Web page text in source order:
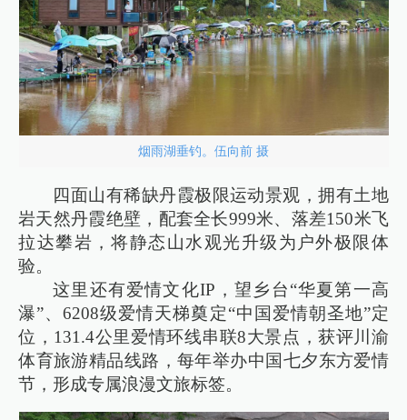
烟雨湖垂钓。伍向前 摄
四面山有稀缺丹霞极限运动景观，拥有土地
岩天然丹霞绝壁，配套全长999米、落差150米飞
拉达攀岩，将静态山水观光升级为户外极限体
验。
这里还有爱情文化IP，望乡台“华夏第一高
瀑”、6208级爱情天梯奠定“中国爱情朝圣地”定
位，131.4公里爱情环线串联8大景点，获评川渝
体育旅游精品线路，每年举办中国七夕东方爱情
节，形成专属浪漫文旅标签。